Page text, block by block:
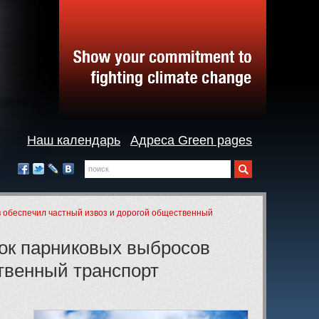
Наш календарь Адреса Green pages
частный извоз и дорогой общественный
парниковых выбросов
транспорт
Мы
социальных
LiveJournal
Вконтакте
Поиск